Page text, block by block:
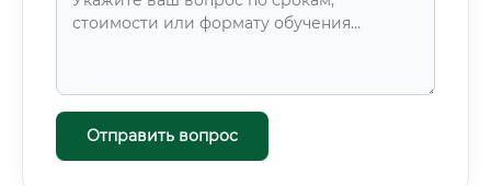
Отправить вопрос